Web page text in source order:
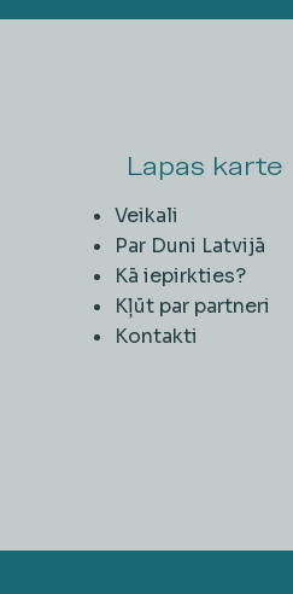
Lapas karte
Veikali
Par Duni Latvijā
Kā iepirkties?
Kļūt par partneri
Kontakti